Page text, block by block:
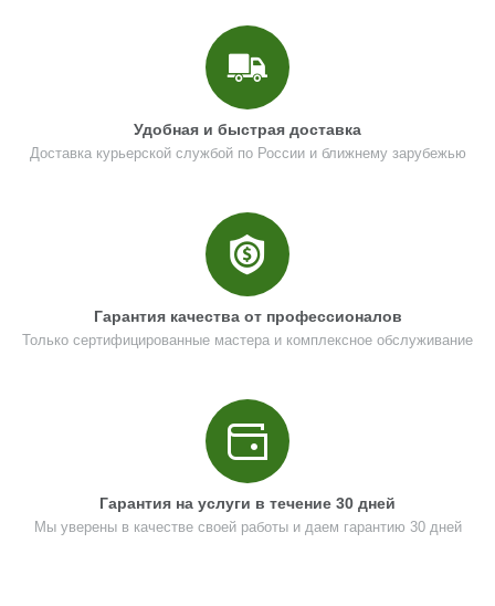
U009-600-0RS
Кол-во в корзину
+
−
Поз. в схеме 9
Цена (Р) 139
Удобная и быстрая доставка
Доставка курьерской службой по России и ближнему зарубежью
Гарантия качества от профессионалов
Только сертифицированные мастера и комплексное обслуживание
Гарантия на услуги в течение 30 дней
Мы уверены в качестве своей работы и даем гарантию 30 дней